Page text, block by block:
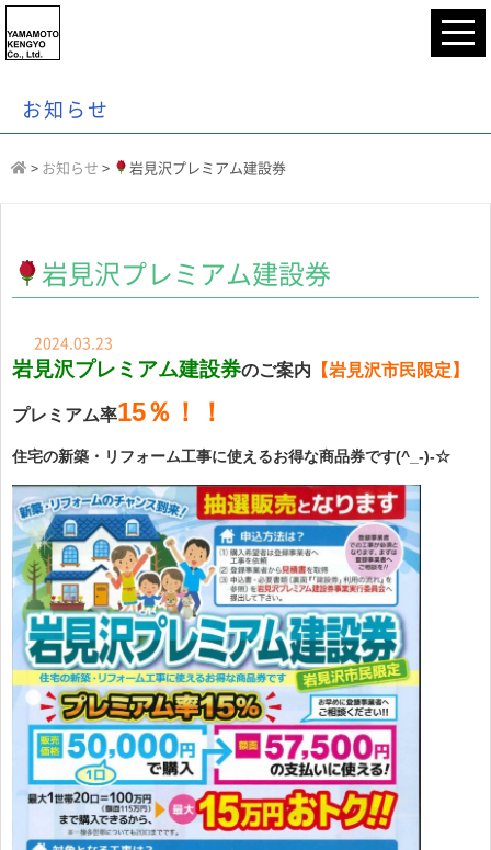
お知らせ
> お知らせ > 岩見沢プレミアム建設券
岩見沢プレミアム建設券
2024.03.23
岩見沢プレミアム建設券のご案内 【岩見沢市民限定】
プレミアム率15％！！
住宅の新築・リフォーム工事に使えるお得な商品券です(^_-)-☆